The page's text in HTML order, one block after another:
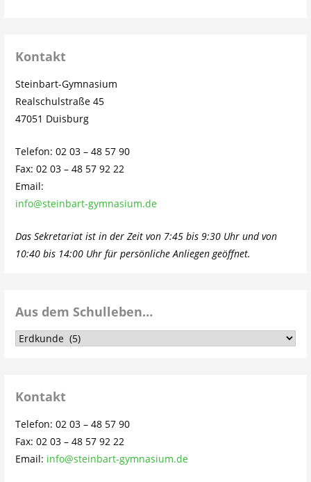
Kontakt
Steinbart-Gymnasium
Realschulstraße 45
47051 Duisburg
Telefon: 02 03 – 48 57 90
Fax: 02 03 – 48 57 92 22
Email:
info@steinbart-gymnasium.de
Das Sekretariat ist in der Zeit von 7:45 bis 9:30 Uhr und von
10:40 bis 14:00 Uhr für persönliche Anliegen geöffnet.
Aus dem Schulleben…
Aus
Kontakt
Telefon: 02 03 – 48 57 90
Fax: 02 03 – 48 57 92 22
Email: info@steinbart-gymnasium.de